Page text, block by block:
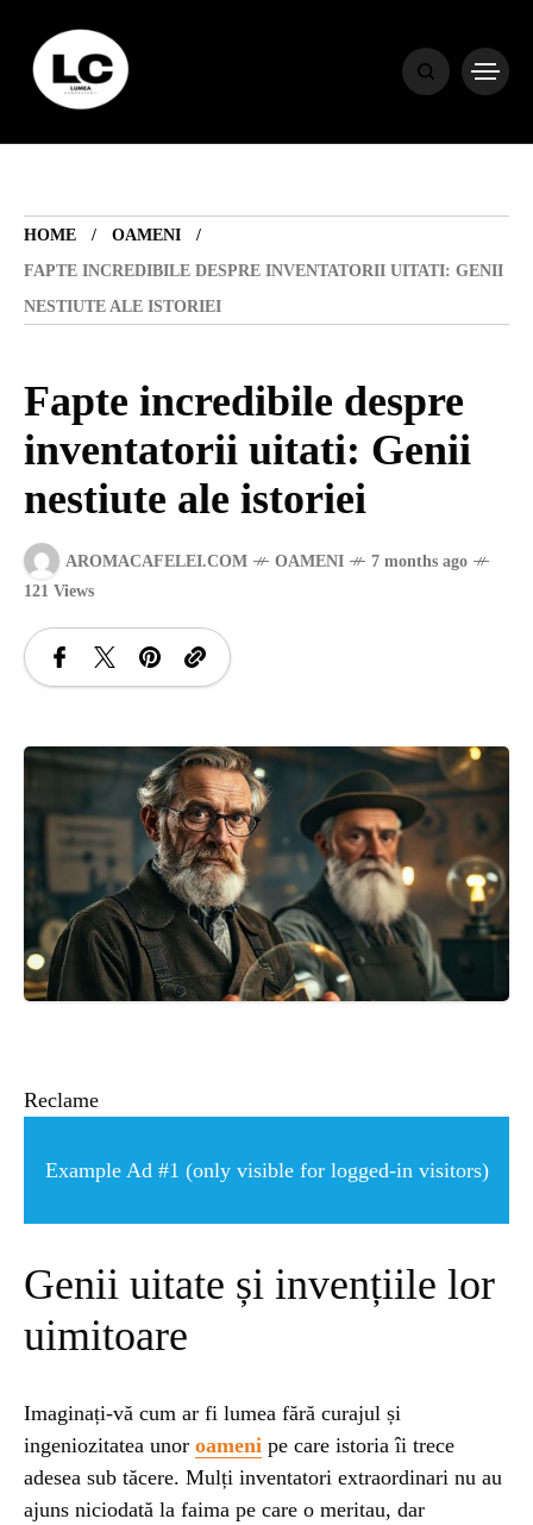
HOME
OAMENI
FAPTE INCREDIBILE DESPRE INVENTATORII UITATI: GENII
NESTIUTE ALE ISTORIEI
Fapte incredibile despre
inventatorii uitati: Genii
nestiute ale istoriei
AROMACAFELEI.COM OAMENI
7 months ago
121 Views
Reclame
Example Ad #1 (only visible for logged-in visitors)
Genii uitate și invențiile lor
uimitoare
Imaginați-vă cum ar fi lumea fără curajul și
ingeniozitatea unor oameni pe care istoria îi trece
adesea sub tăcere. Mulți inventatori extraordinari nu au
ajuns niciodată la faima pe care o meritau, dar
HOME
BLOG
HOROSCOP
ENGLISH
CONTENT
TRAVEL
SANATATE
INGRIJIRE
ISTORIE
NATURĂ
STIRI
ANIMALE
OAMENI
INSTALEAZ
APLICATIA